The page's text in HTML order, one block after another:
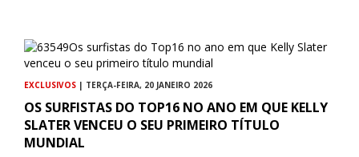
EXCLUSIVOS | TERÇA-FEIRA, 20 JANEIRO 2026
OS SURFISTAS DO TOP16 NO ANO EM QUE KELLY
SLATER VENCEU O SEU PRIMEIRO TÍTULO
MUNDIAL